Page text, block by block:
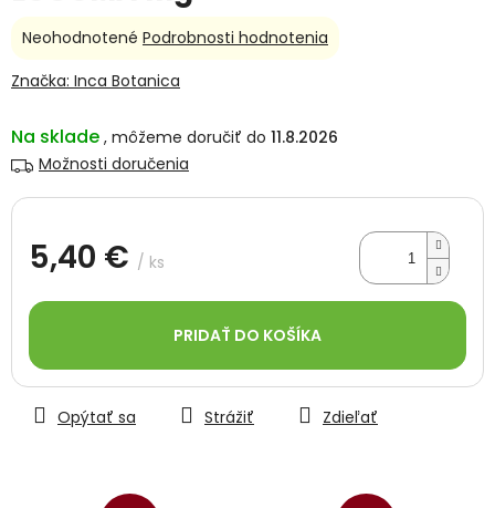
Na sklade
11.8.2026
Možnosti doručenia
5,40 € / ks
cena:
PRIDAŤ DO KOŠÍKA
Opýtať sa Strážiť Zdieľať
Priemerné
produktu
z
5
Neohodnotené Podrobnosti hodnotenia
Značka: Inca Botanica